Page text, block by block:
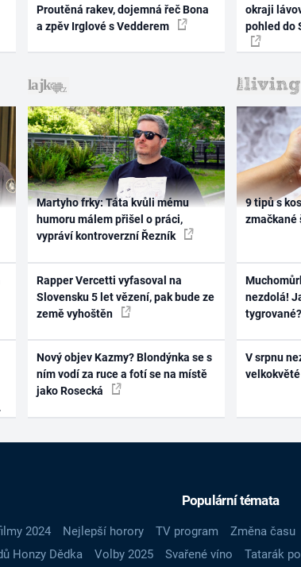
Proutěná rakev, dojemná řeč Bona
a zpěv Irglové s Vedderem
okraji
pohled do
Martyho frky: Táta kvůli mému
humoru málem přišel o práci,
vypráví kontroverzní Řezník
Rapper Vercetti vyfasoval na
Slovensku 5 let vězení, pak bude ze
země vyhoštěn
Nový objev Kazmy? Blondýnka se s
ním vodí za ruce a fotí se na místě
jako Rosecká
9 tipů s
zmačkané
nezdolá!
tygrované?
V srpnu
Populární témata
2024 Nejlepší horory TV program Změna času
Honzy Dědka Volby 2025 Svařené víno Tatarák